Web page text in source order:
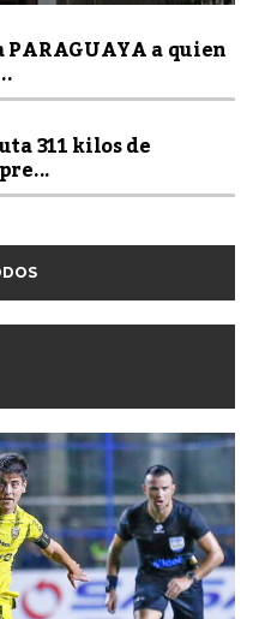
PARAGUAYA a quien
311 kilos de